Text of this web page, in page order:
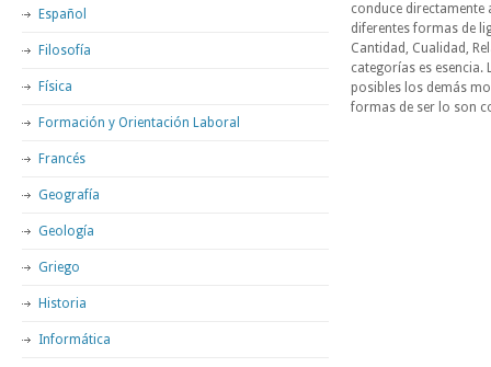
conduce directamente
diferentes formas de
Cantidad, Cualidad,
categorías es
posibles los demás
formas de ser lo son
Español
Filosofía
Física
Formación y Orientación Laboral
Francés
Geografía
Geología
Griego
Historia
Informática